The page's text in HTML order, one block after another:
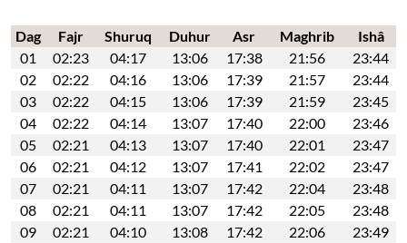
Dag Fajr Shuruq Duhur Asr Maghrib
Ishâ
01
02:23 04:17 13:06 17:38 21:56
23:44
02
02:22 04:16 13:06 17:39 21:57
23:44
03
02:22 04:15 13:06 17:39 21:59
23:45
04
02:22 04:14 13:07 17:40 22:00
23:46
05
02:21 04:13 13:07 17:40 22:01
23:47
06
02:21 04:12 13:07 17:41 22:02
23:47
07
02:21 04:11 13:07 17:42 22:04
23:48
08
02:21 04:11 13:07 17:42 22:05
23:48
09
02:21 04:10 13:08 17:42 22:06
23:49